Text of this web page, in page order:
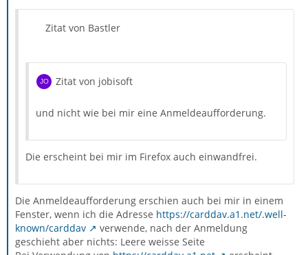
Zitat von Bastler
Zitat von jobisoft
und nicht wie bei mir eine Anmeldeaufforderung.
Die erscheint bei mir im Firefox auch einwandfrei.
Die Anmeldeaufforderung erschien auch bei mir in einem
Fenster, wenn ich die Adresse https://carddav.a1.net/.well-
known/carddav
verwende, nach der Anmeldung
geschieht aber nichts: Leere weisse Seite